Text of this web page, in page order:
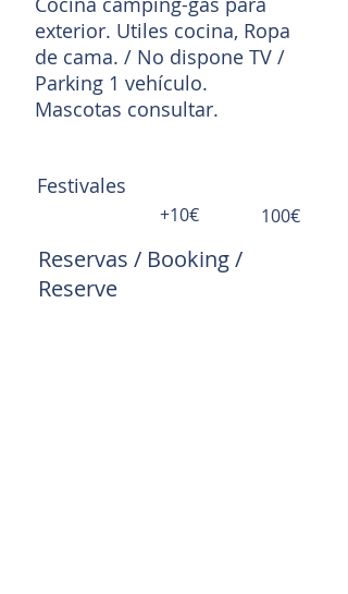
exterior. Utiles cocina, Ropa
de cama. / No dispone TV /
Parking 1 vehículo.
Mascotas consultar.
Festivales
+10€ 100€
Reservas / Booking /
Reserve